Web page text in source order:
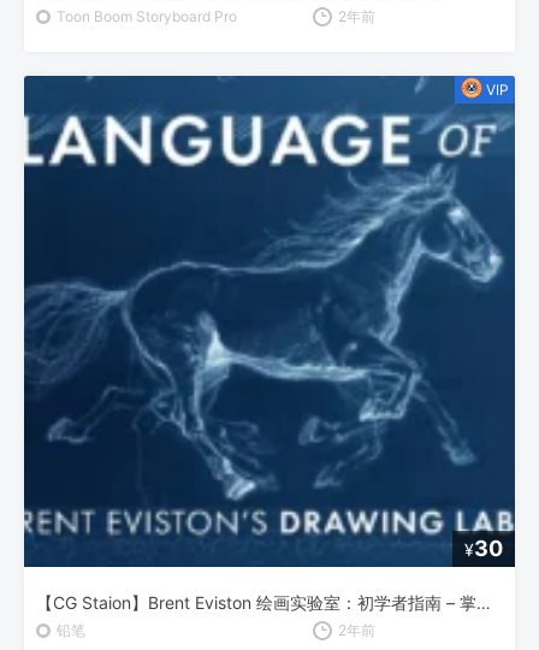
Toon Boom Storyboard Pro 2年前
¥30
【CG Staion】Brent Eviston 绘画实验室：初学者指南 – 掌握线条的艺术
铅笔 2年前